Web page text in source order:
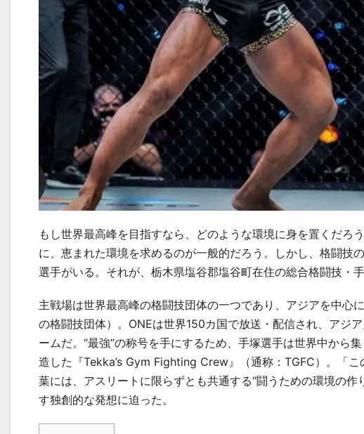
もし世界最高峰を目指すなら、どのような環境に身を置くだろ
に、恵まれた環境を求めるのが一般的だろう。しかし、格闘技
選手がいる。それが、栃木県塩谷郡塩谷町在住の総合格闘技・手
主戦場は世界最高峰の格闘技団体の一つであり、アジアを中心
の格闘技団体）。 ONEは世界150カ国で放送・配信され、アジ
ームだ。“最強”の称号を手にするため、手塚選手は世界中から
造した『Tekka’s Gym Fighting Crew』（通称：TGFC）。「
葉には、アスリートに限らずとも共通する“闘うための環境の
す独創的な発想に迫った。